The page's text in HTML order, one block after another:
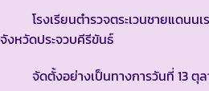
โรงเรียนตำรวจตระเวนชายแดนนเ
จังหวัดประจวบคีรีขันธ์
จัดตั้งอย่างเป็นทางการวันที่ 13 ตุลา